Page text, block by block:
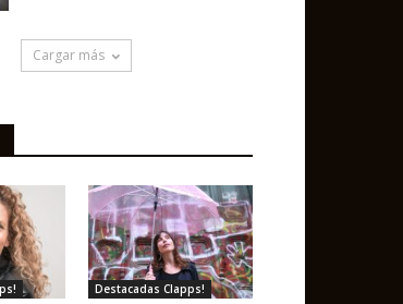
Cargar más
Destacadas Clapps!